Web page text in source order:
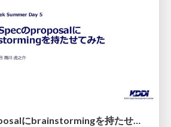
OpenSpecのproposalにbrainstormingを持たせてみた